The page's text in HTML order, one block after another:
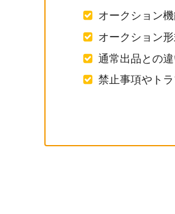
オークション
オークション
通常出品との
禁止事項やト